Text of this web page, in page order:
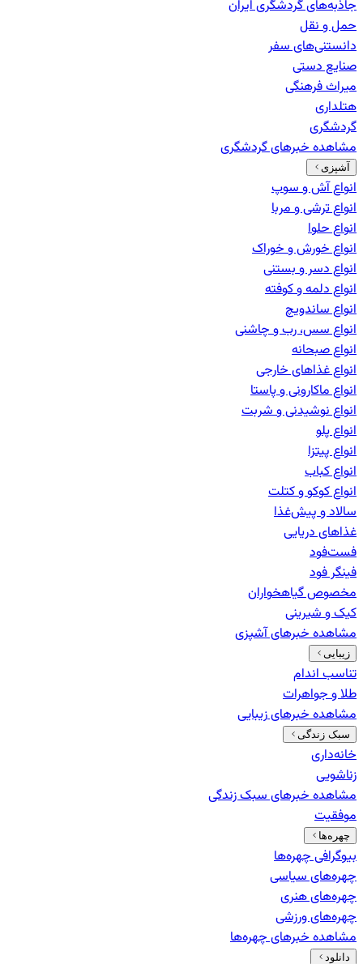
جاذبه‌های گردشگری ایران
حمل و نقل
دانستنی‌های سفر
صنایع دستی
میراث فرهنگی
هتلداری
گردشگری
مشاهده خبرهایگردشگری
آشپزی
انواع آش و سوپ
انواع ترشی و مربا
انواع حلوا
انواع خورش و خوراک
انواع دسر و بستنی
انواع دلمه و کوفته
انواع ساندویچ
انواع سس، رب و چاشنی
انواع صبحانه
انواع غذاهای خارجی
انواع ماکارونی و پاستا
انواع نوشیدنی و شربت
انواع پلو
انواع پیتزا
انواع کباب
انواع کوکو و کتلت
سالاد و پیش‌غذا
غذاهای دریایی
فست‌فود
فینگر فود
مخصوص گیاهخواران
کیک و شیرینی
مشاهده خبرهایآشپزی
زیبایی
تناسب اندام
طلا و جواهرات
مشاهده خبرهایزیبایی
سبک زندگی
خانه‌داری
زناشویی
مشاهده خبرهایسبک زندگی
موفقیت
چهره‌ها
بیوگرافی چهره‌ها
چهره‌های سیاسی
چهره‌های هنری
چهره‌های ورزشی
مشاهده خبرهایچهره‌ها
دانلود